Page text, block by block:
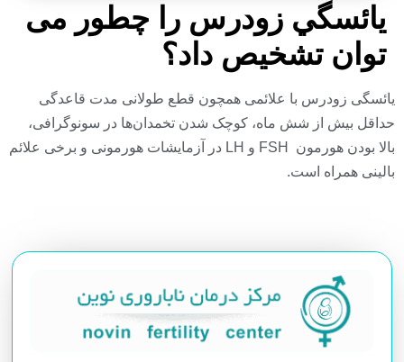
يائسگي زودرس را چطور می
توان تشخیص داد؟
یائسگی زودرس با علائمی همچون قطع طولانی مدت قاعدگی
حداقل بیش از شش ماه، کوچک شدن تخمدان‌ها در سونوگرافی،
بالا بودن هورمون FSH و LH در آزمایشات هورمونی و برخی علائم
بالینی همراه است.